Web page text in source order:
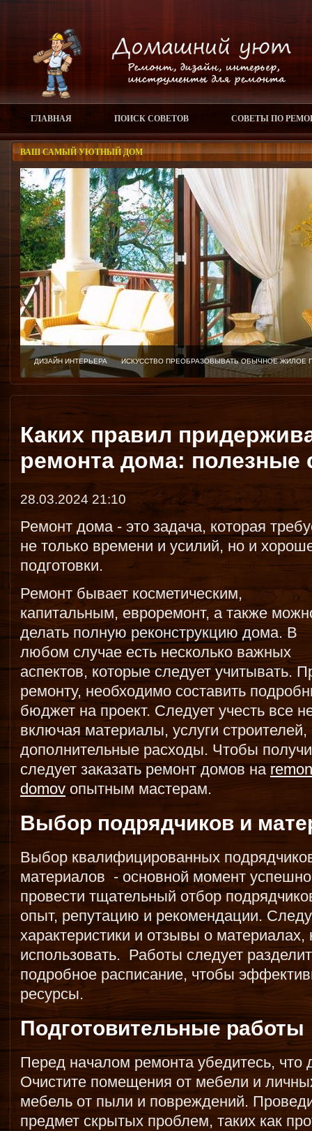
ГЛАВНАЯ ПОИСК СОВЕТОВ СОВЕТЫ ПО
ВАШ САМЫЙ УЮТНЫЙ ДОМ
ДИЗАЙН ИНТЕРЬЕРА ИСКУССТВО ПРЕОБРАЗОВЫВАТЬ ОБЫЧНОЕ
Каких правил
ремонта дома: полезные
28.03.2024 21:10
Ремонт дома - это задача, которая
не только времени и усилий, но и
подготовки.
Ремонт бывает косметическим,
капитальным, евроремонт, а также
делать полную реконструкцию дома. В
любом случае есть несколько важных
аспектов, которые следует учитывать.
ремонту, необходимо составить
бюджет на проект. Следует учесть все
включая материалы, услуги
дополнительные расходы. Чтобы
следует заказать ремонт домов на
domov опытным мастерам.
Выбор подрядчиков и
Выбор квалифицированных
материалов - основной момент
провести тщательный отбор
опыт, репутацию и рекомендации.
характеристики и отзывы о материалах,
использовать. Работы следует
подробное расписание, чтобы
ресурсы.
Подготовительные работы
Перед началом ремонта убедитесь, что
Очистите помещения от мебели и
мебель от пыли и повреждений.
предмет скрытых проблем, таких как